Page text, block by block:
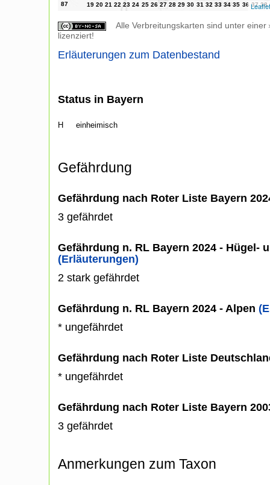
Leaflet
Alle Verbreitungskarten sind unter einer
lizenziert!
Erläuterungen zum Datenbestand
Status in Bayern
H einheimisch
Gefährdung
Gefährdung nach Roter Liste Bayern
3 gefährdet
Gefährdung n. RL Bayern 2024 - Hügel-
(Erläuterungen)
2 stark gefährdet
Gefährdung n. RL Bayern 2024 - Alpen
* ungefährdet
Gefährdung nach Roter Liste
* ungefährdet
Gefährdung nach Roter Liste Bayern
3 gefährdet
Anmerkungen zum Taxon